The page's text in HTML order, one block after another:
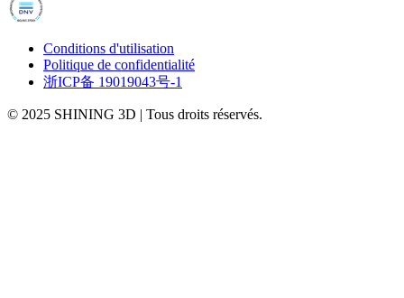
Conditions d'utilisation
Politique de confidentialité
浙ICP备 19019043号-1
© 2025 SHINING 3D | Tous droits réservés.